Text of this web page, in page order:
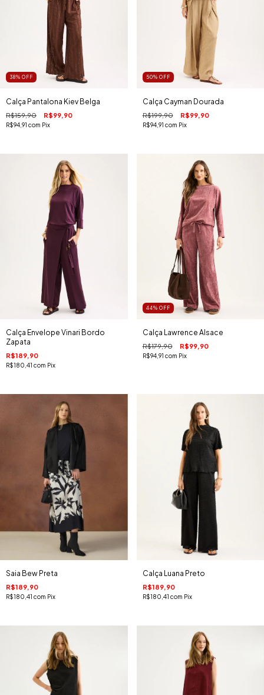
38% OFF
Calça Pantalona Kiev Belga
R$159,90 R$99,90
R$94,91 com Pix
50% OFF
Calça Cayman Dourada
R$199,90 R$99,90
R$94,91 com Pix
Calça Envelope Vinari Bordo
Zapata
R$189,90
R$180,41 com Pix
44% OFF
Calça Lawrence Alsace
R$179,90 R$99,90
R$94,91 com Pix
Saia Bew Preta
R$189,90
R$180,41 com Pix
Calça Luana Preto
R$189,90
R$180,41 com Pix